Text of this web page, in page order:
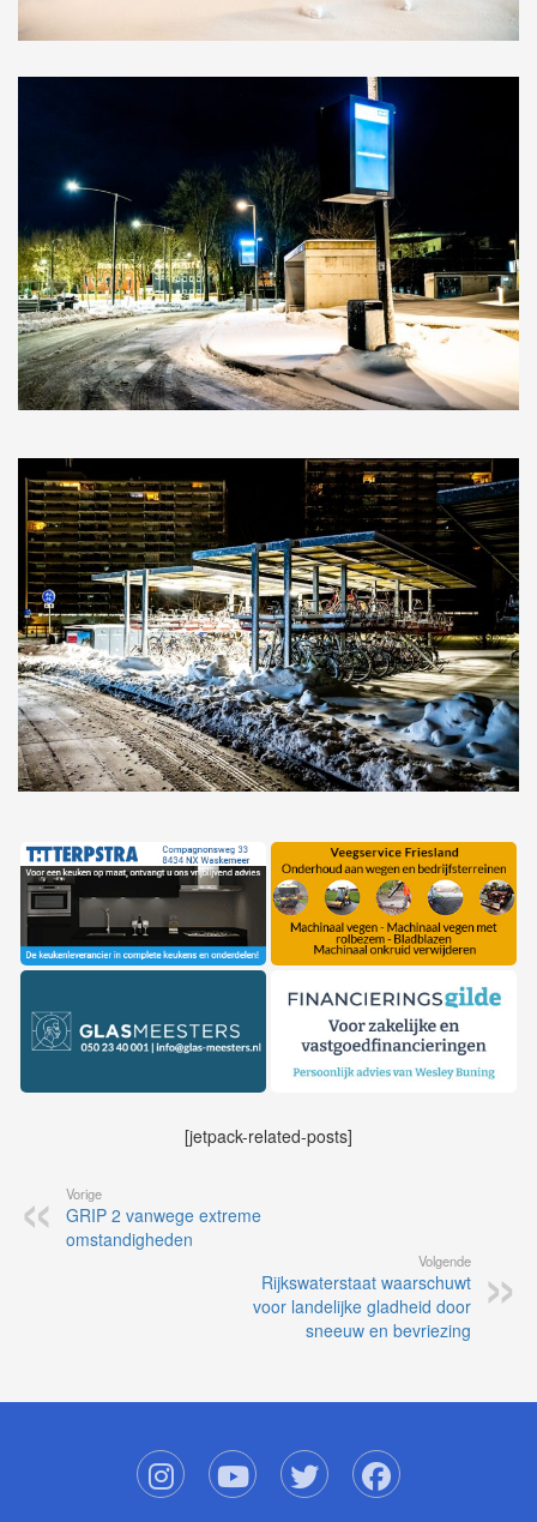
[jetpack-related-posts]
Vorige
GRIP 2 vanwege extreme
omstandigheden
Volgende
Rijkswaterstaat waarschuwt
voor landelijke gladheid door
sneeuw en bevriezing